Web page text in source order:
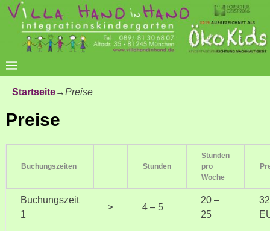
Startseite→Preise
Preise
Buchungszeiten Stunden
Stunden
pro
Woche
Buchungszeit
1
> 4 – 5
20 –
25